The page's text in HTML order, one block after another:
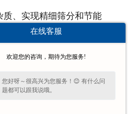
、实现精细筛分和节能
够提高食品生产的质量和安
效率和降低成本。随着食品
食品振动筛将会在未来发挥
行业的发展做出贡献。
在线客服
欢迎您的咨询，期待为您服务!
您好呀～很高兴为您服务！😊 有什么问
题都可以跟我说哦。